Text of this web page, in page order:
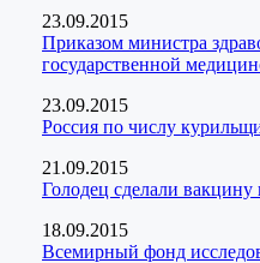
23.09.2015
Приказом министра
государственной
23.09.2015
Россия по числу
21.09.2015
Голодец сделали
18.09.2015
Всемирный фонд